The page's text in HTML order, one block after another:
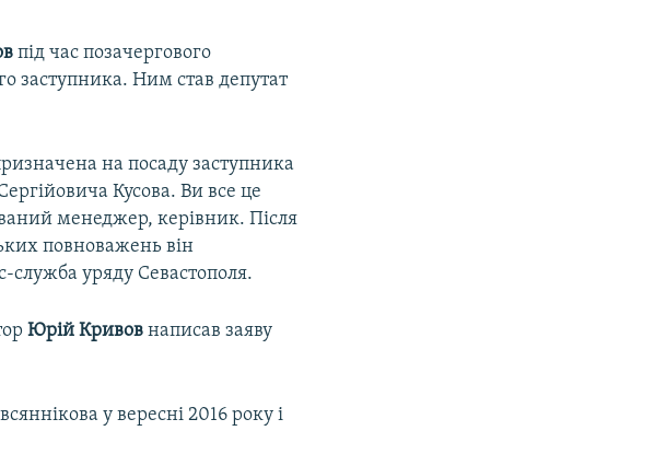
під час позачергового
заступника. Ним став депутат
на посаду заступника
Кусова. Ви все це
менеджер, керівник. Після
повноважень він
служба уряду Севастополя.
Юрій Кривов написав заяву
у вересні 2016 року і